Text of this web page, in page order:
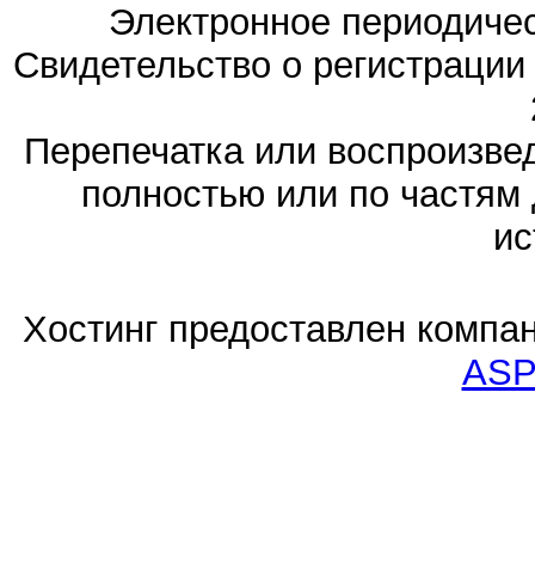
Электронное
Свидетельство о
Перепечатка или
полностью или по частям
Хостинг предоставлен